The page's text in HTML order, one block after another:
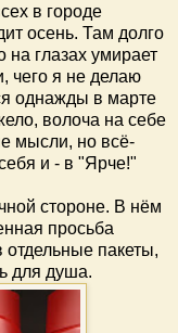
в городе
осень. Там долго
глазах умирает
чего я не делаю
однажды в марте
волоча на себе
мысли, но всё-
и - в "Ярче!"
стороне. В нём
просьба
отдельные пакеты,
для душа.